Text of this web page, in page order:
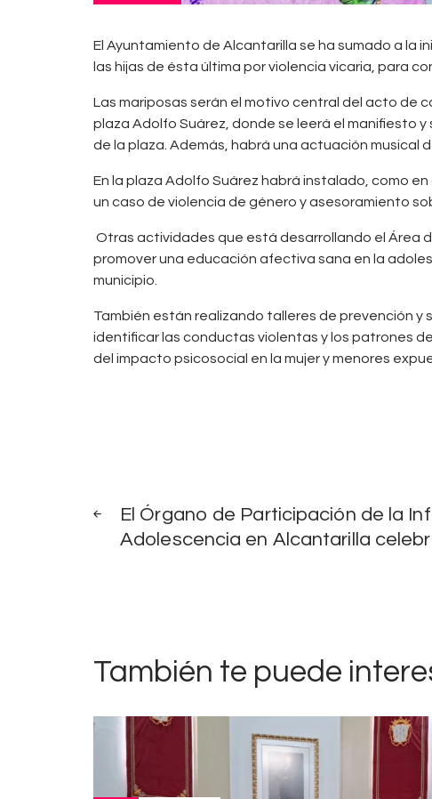
El Ayuntamiento de Alcantarilla se ha sumado a la
las hijas de ésta última por violencia vicaria, para
Las mariposas serán el motivo central del acto de
plaza Adolfo Suárez, donde se leerá el manifiesto
de la plaza. Además, habrá una actuación musical
En la plaza Adolfo Suárez habrá instalado, como
un caso de violencia de género y asesoramiento
Otras actividades que está desarrollando el Área
promover una educación afectiva sana en la
municipio.
También están realizando talleres de prevención y
identificar las conductas violentas y los patrones
del impacto psicosocial en la mujer y menores
Navegación
de
ANTERIORES
El Órgano de Participación de la
Adolescencia en Alcantarilla
También te puede